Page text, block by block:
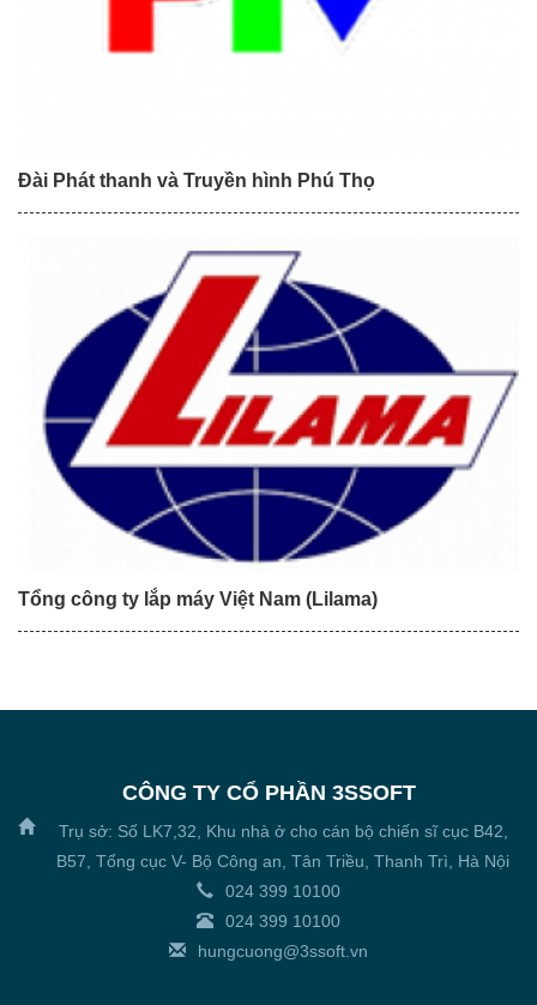
Đài Phát thanh và Truyền hình Phú Thọ
Tổng công ty lắp máy Việt Nam (Lilama)
CÔNG TY CỔ PHẦN 3SSOFT
Trụ sở: Số LK7,32, Khu nhà ở cho cán bộ chiến sĩ cục B42,
B57, Tổng cục V- Bộ Công an, Tân Triều, Thanh Trì, Hà Nội
024 399 10100
024 399 10100
hungcuong@3ssoft.vn